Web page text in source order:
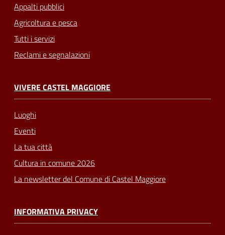
Appalti pubblici
Agricoltura e pesca
Tutti i servizi
Reclami e segnalazioni
VIVERE CASTEL MAGGIORE
Luoghi
Eventi
La tua città
Cultura in comune 2026
La newsletter del Comune di Castel Maggiore
INFORMATIVA PRIVACY